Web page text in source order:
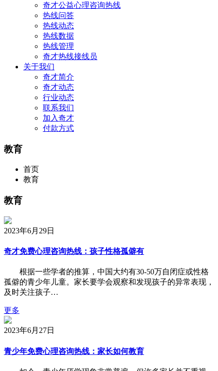
奇才公益心理咨询热线
热线问答
热线动态
热线数据
热线管理
奇才热线接线员
关于我们
奇才简介
奇才动态
行业动态
联系我们
加入奇才
付款方式
教育
首页
教育
教育
2023年6月29日
奇才免费心理咨询热线：孩子性格孤僻有
根据一些学者的推算，中国大约有30-50万自闭症或性格
孤僻的青少年儿童。家长要学会观察和发现孩子的异常表现，
及时关注孩子…
更多
2023年6月27日
青少年免费心理咨询热线：家长如何教育